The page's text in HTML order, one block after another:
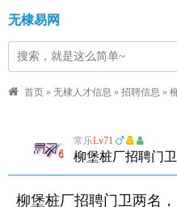
无棣易网
首页 » 无棣人才信息 » 招聘信息 »
常乐Lv71
柳堡桩厂招聘门
柳堡桩厂招聘门卫两名